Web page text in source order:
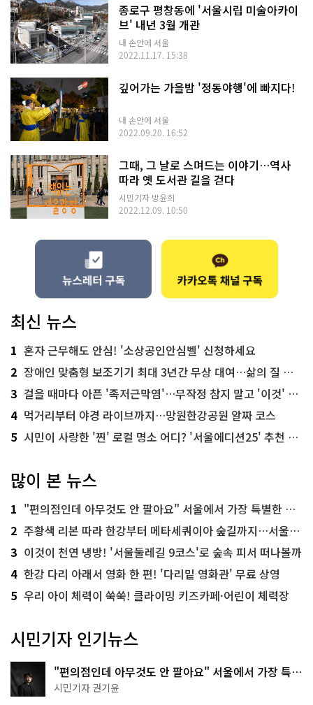
종로구 평창동에 '서울시립 미술아카이
브' 내년 3월 개관
내 손안에 서울
2022.11.17. 15:38
깊어가는 가을밤 '정동야행'에 빠지다!
내 손안에 서울
2022.09.20. 16:52
그때, 그 날로 스며드는 이야기…역사
따라 옛 도서관 길을 걷다
시민기자 방윤희
2022.12.09. 10:50
최신 뉴스
1 혼자 근무해도 안심! '소상공인안심벨' 신청하세요
2 장애인 맞춤형 보조기기 최대 3년간 무상 대여…삶의 질 높인다
3 걸을 때마다 아픈 '족저근막염'…무작정 참지 말고 '이것' 해보세요!
4 먹거리부터 야경 라이브까지…망원한강공원 알짜 코스
5 시민이 사랑한 '찐' 로컬 명소 어디? '서울에디션25' 추천 코스
많이 본 뉴스
1 "편의점인데 아무것도 안 팔아요" 서울에서 가장 특별한 편의점의 정체
2 주황색 리본 따라 한강부터 메타세쿼이아 숲길까지…서울둘레길 15코스
3 이것이 천연 냉방! '서울둘레길 9코스'로 숲속 피서 떠나볼까
4 한강 다리 아래서 영화 한 편! '다리밑 영화관' 무료 상영
5 우리 아이 체력이 쑥쑥! 클라이밍 키즈카페·어린이 체력장
시민기자 인기뉴스
"편의점인데 아무것도 안 팔아요" 서울에서 가장 특별
한 편의점의 정체
시민기자 권기윤